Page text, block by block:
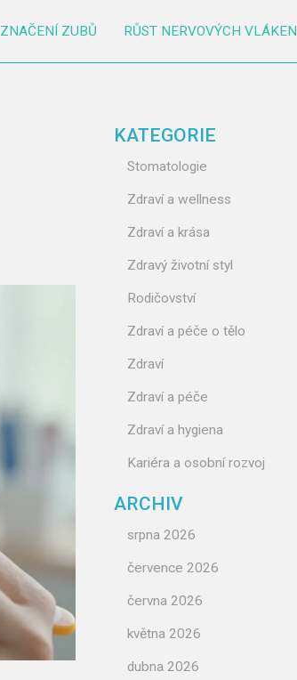
ZNAČENÍ ZUBŮ RŮST NERVOVÝCH VLÁKEN
KATEGORIE
Stomatologie
Zdraví a wellness
Zdraví a krása
Zdravý životní styl
Rodičovství
Zdraví a péče o tělo
Zdraví
Zdraví a péče
Zdraví a hygiena
Kariéra a osobní rozvoj
ARCHIV
srpna 2026
července 2026
června 2026
května 2026
dubna 2026